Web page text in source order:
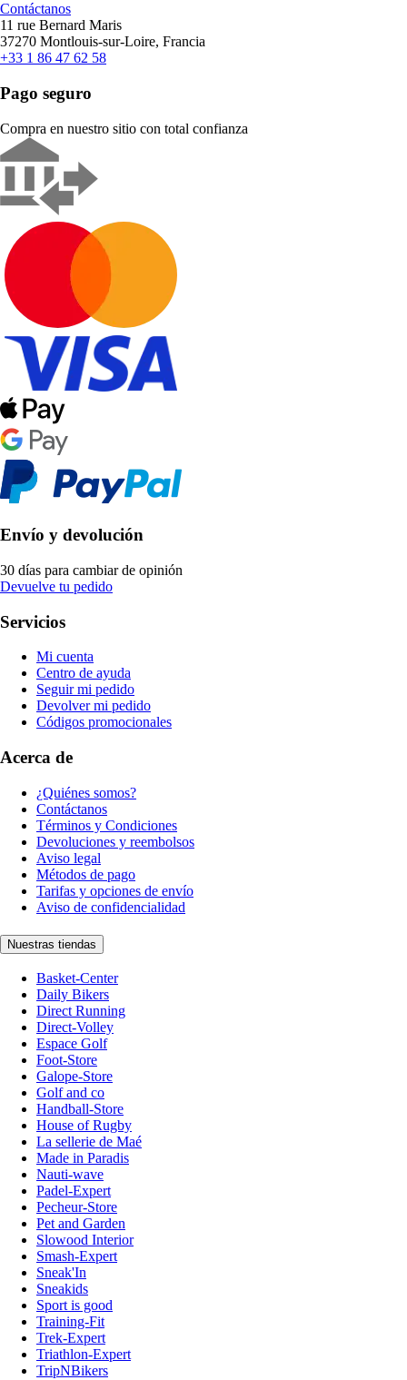
Contáctanos
11 rue Bernard Maris
37270 Montlouis-sur-Loire, Francia
+33 1 86 47 62 58
Pago seguro
Compra en nuestro sitio con total confianza
Envío y devolución
30 días para cambiar de opinión
Devuelve tu pedido
Servicios
Mi cuenta
Centro de ayuda
Seguir mi pedido
Devolver mi pedido
Códigos promocionales
Acerca de
¿Quiénes somos?
Contáctanos
Términos y Condiciones
Devoluciones y reembolsos
Aviso legal
Métodos de pago
Tarifas y opciones de envío
Aviso de confidencialidad
Nuestras tiendas
Basket-Center
Daily Bikers
Direct Running
Direct-Volley
Espace Golf
Foot-Store
Galope-Store
Golf and co
Handball-Store
House of Rugby
La sellerie de Maé
Made in Paradis
Nauti-wave
Padel-Expert
Pecheur-Store
Pet and Garden
Slowood Interior
Smash-Expert
Sneak'In
Sneakids
Sport is good
Training-Fit
Trek-Expert
Triathlon-Expert
TripNBikers